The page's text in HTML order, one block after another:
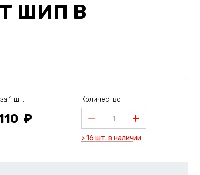
ШИП В
1 шт. Количество
1
> 16 шт. в наличии